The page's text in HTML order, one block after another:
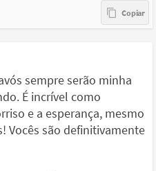
sempre serão minha
É incrível como
e a esperança, mesmo
Vocês são definitivamente